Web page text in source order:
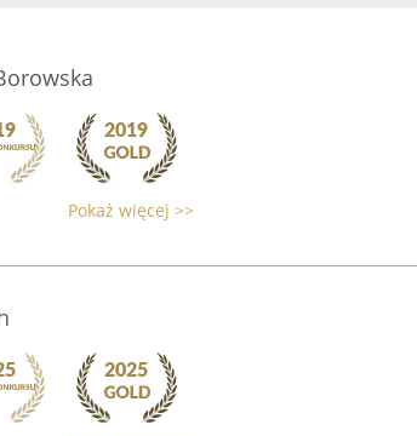
Pokaż więcej >>